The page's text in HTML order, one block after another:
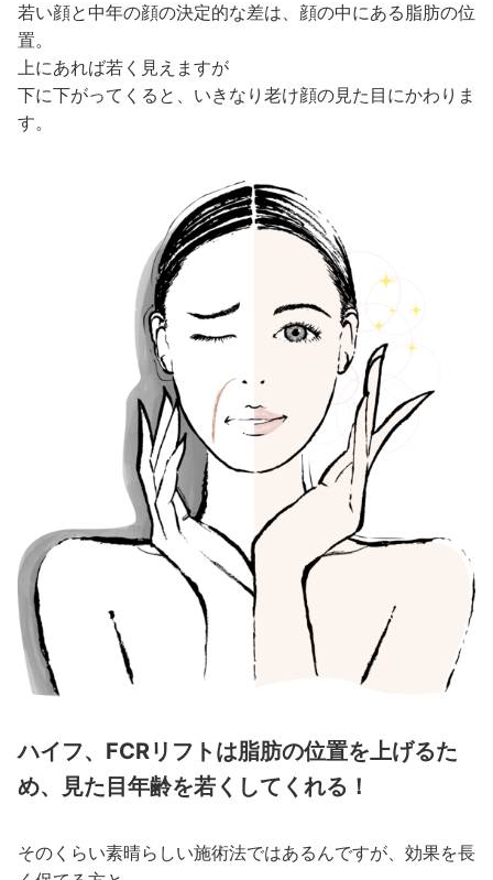
若い顔と中年の顔の決定的な差は、顔の中にある脂肪の位
置。
上にあれば若く見えますが
下に下がってくると、いきなり老け顔の見た目にかわりま
す。
ハイフ、FCRリフトは脂肪の位置を上げるた
め、見た目年齢を若くしてくれる！
そのくらい素晴らしい施術法ではあるんですが、効果を長